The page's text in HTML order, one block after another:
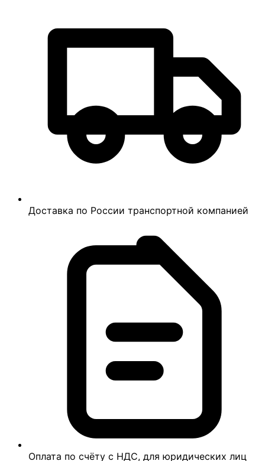
Доставка по России транспортной компанией
Оплата по счёту с НДС, для юридических лиц